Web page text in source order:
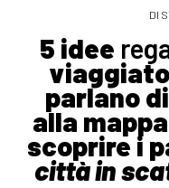
DI
5 idee
parlano
alla
scoprire i
città in